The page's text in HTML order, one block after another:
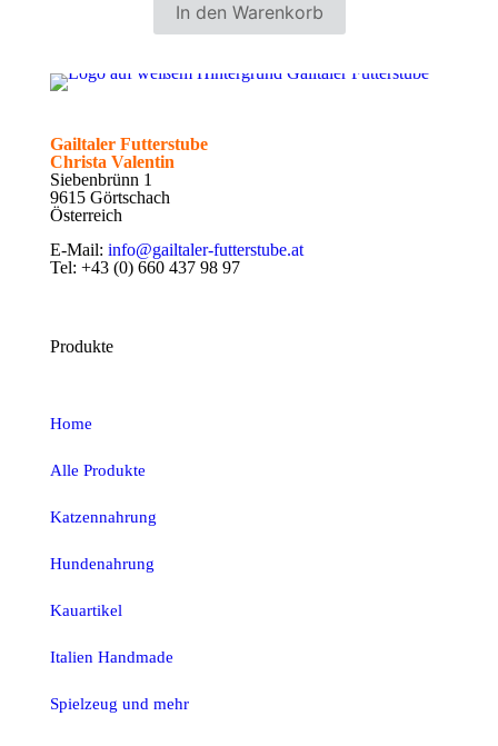
In den Warenkorb
Gailtaler Futterstube
Christa Valentin
Siebenbrünn 1
9615 Görtschach
Österreich
E-Mail: info@gailtaler-futterstube.at
Tel: +43 (0) 660 437 98 97
Produkte
Home
Alle Produkte
Katzennahrung
Hundenahrung
Kauartikel
Italien Handmade
Spielzeug und mehr